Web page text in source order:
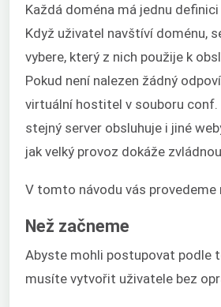
Každá doména má jednu
Když uživatel navštíví doménu,
vybere, který z nich použije k
Pokud není nalezen žádný
virtuální hostitel v souboru conf.
stejný server obsluhuje i jiné
jak velký provoz dokáže
V tomto návodu vás
Než začneme
Abyste mohli postupovat podle
musíte vytvořit uživatele bez